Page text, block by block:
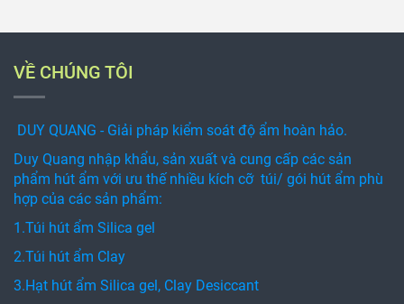
VỀ CHÚNG TÔI
DUY QUANG - Giải pháp kiểm soát độ ẩm hoàn hảo.
Duy Quang nhập khẩu, sản xuất và cung cấp các sản
phẩm hút ẩm với ưu thế nhiều kích cỡ túi/ gói hút ẩm phù
hợp của các sản phẩm:
1.Túi hút ẩm Silica gel
2.Túi hút ẩm Clay
3.Hạt hút ẩm Silica gel, Clay Desiccant